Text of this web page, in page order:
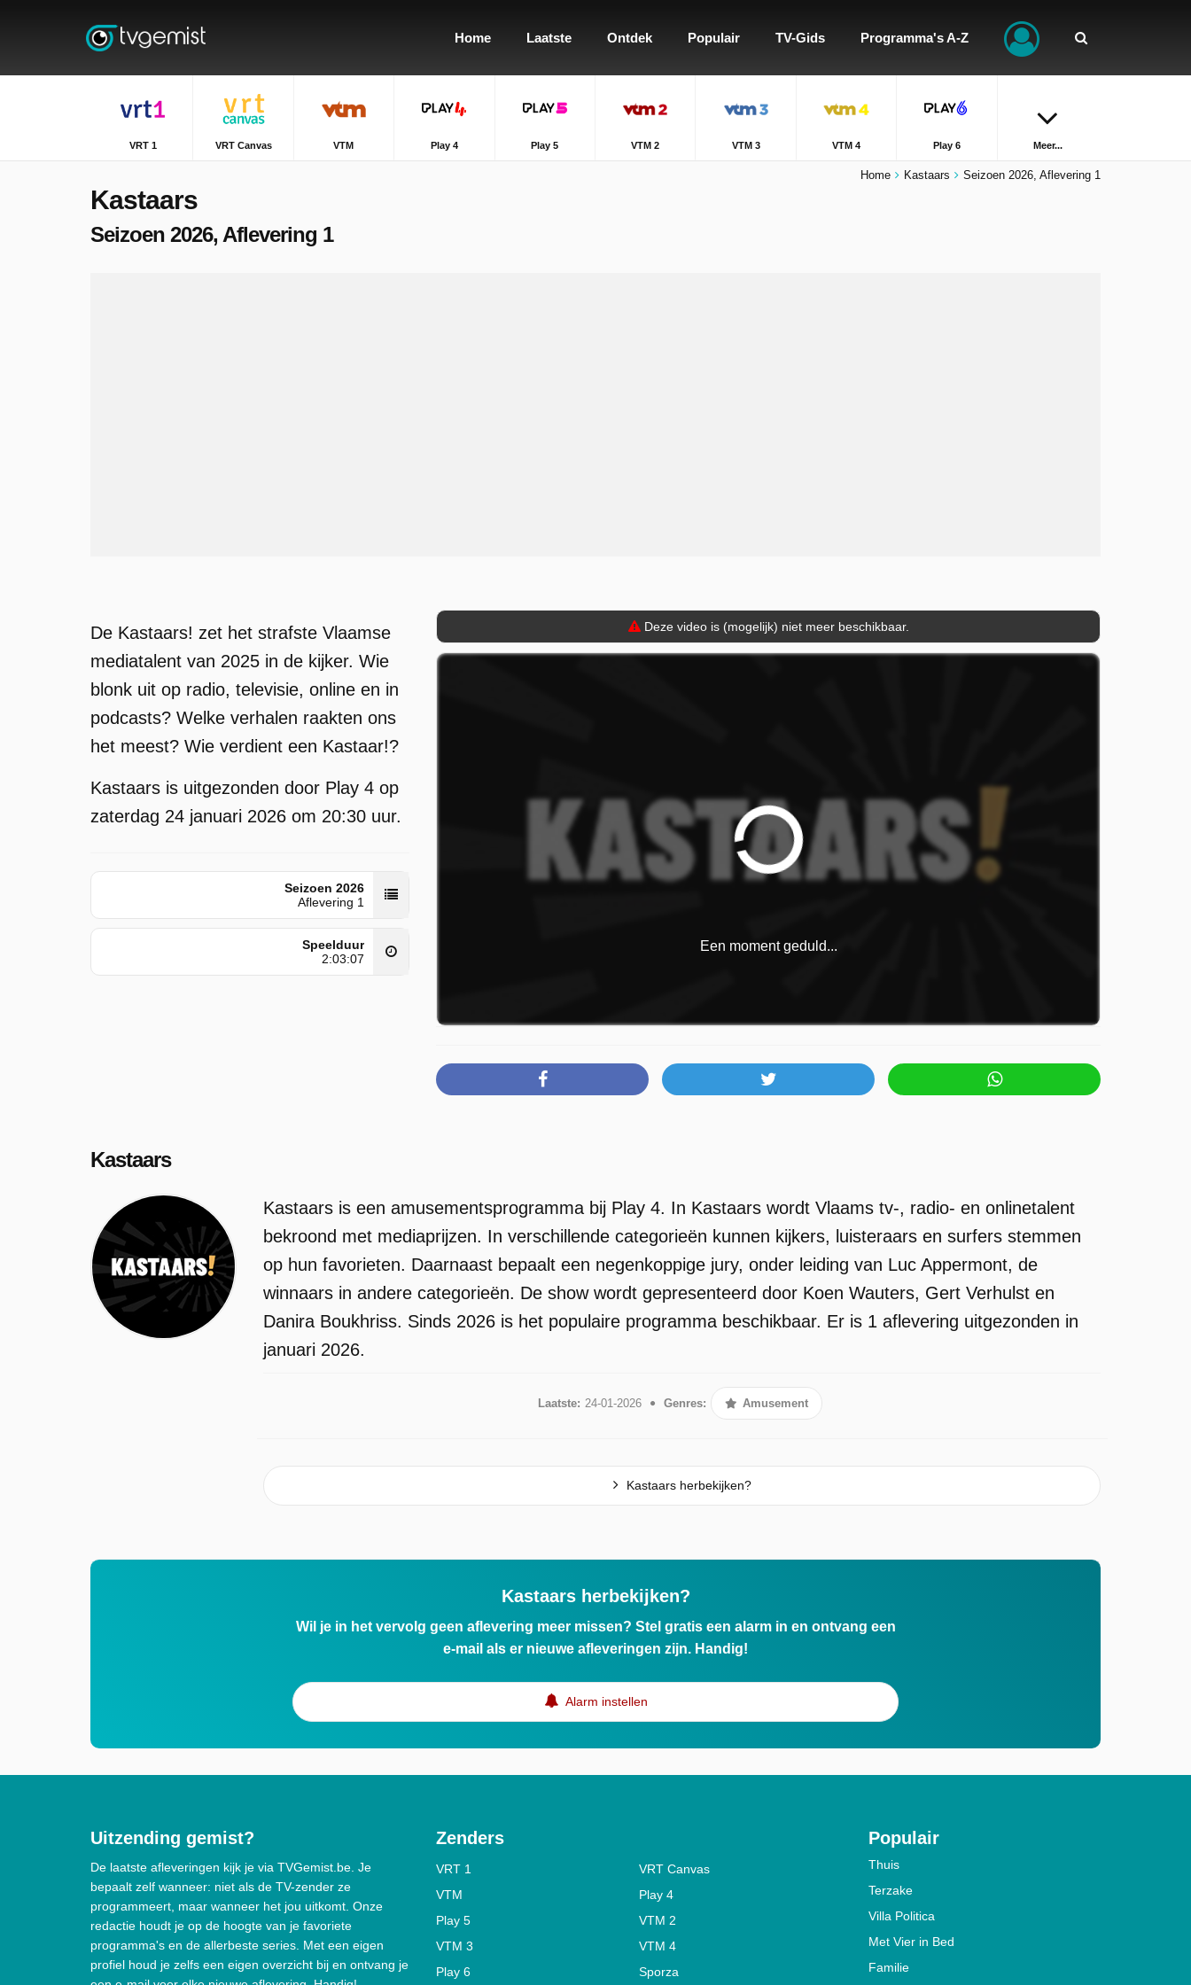
Home Laatste Ontdek Populair TV-Gids Programma's A-Z
VRT 1 VRT Canvas VTM Play 4 Play 5 VTM 2 VTM 3 VTM 4 Play 6 Meer...
Home Kastaars Seizoen 2026, Aflevering 1
Kastaars
Seizoen 2026, Aflevering 1
De Kastaars! zet het strafste Vlaamse
mediatalent van 2025 in de kijker. Wie
blonk uit op radio, televisie, online en in
podcasts? Welke verhalen raakten ons
het meest? Wie verdient een Kastaar!?
Kastaars is uitgezonden door Play 4 op
zaterdag 24 januari 2026 om 20:30 uur.
Seizoen 2026
Aflevering 1
Speelduur
2:03:07
Deze video is (mogelijk) niet meer beschikbaar.
Een moment geduld...
Kastaars
Kastaars is een amusementsprogramma bij Play 4. In Kastaars wordt Vlaams tv-, radio- en onlinetalent
bekroond met mediaprijzen. In verschillende categorieën kunnen kijkers, luisteraars en surfers stemmen
op hun favorieten. Daarnaast bepaalt een negenkoppige jury, onder leiding van Luc Appermont, de
winnaars in andere categorieën. De show wordt gepresenteerd door Koen Wauters, Gert Verhulst en
Danira Boukhriss. Sinds 2026 is het populaire programma beschikbaar. Er is 1 aflevering uitgezonden in
januari 2026.
Laatste: 24-01-2026 Genres: Amusement
Kastaars herbekijken?
Kastaars herbekijken?
Wil je in het vervolg geen aflevering meer missen? Stel gratis een alarm in en ontvang een
e-mail als er nieuwe afleveringen zijn. Handig!
Alarm instellen
Uitzending gemist?
De laatste afleveringen kijk je via TVGemist.be. Je
bepaalt zelf wanneer: niet als de TV-zender ze
programmeert, maar wanneer het jou uitkomt. Onze
redactie houdt je op de hoogte van je favoriete
programma's en de allerbeste series. Met een eigen
profiel houd je zelfs een eigen overzicht bij en ontvang je
Zenders
VRT 1
VRT Canvas
VTM
Play 4
Play 5
VTM 2
VTM 3
VTM 4
Play 6
Sporza
Populair
Thuis
Terzake
Villa Politica
Met Vier in Bed
Familie